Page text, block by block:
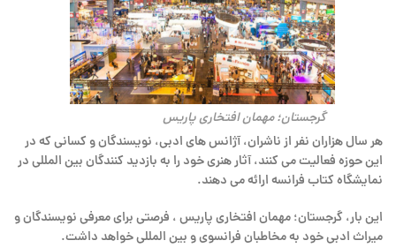
گرجستان؛ مهمان افتخاری پاریس
هر سال هزاران نفر از ناشران، آژانس های ادبی، نویسندگان و کسانی که در
این حوزه فعالیت می کنند، آثار هنری خود را به بازدید کنندگان بین المللی در
نمایشگاه کتاب فرانسه ارائه می دهند.
این بار، گرجستان؛ مهمان افتخاری پاریس ، فرصتی برای معرفی نویسندگان و
میراث ادبی خود به مخاطبان فرانسوی و بین المللی خواهد داشت.